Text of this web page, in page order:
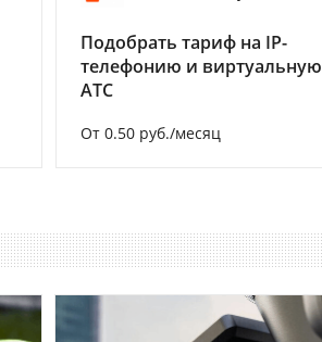
Подобрать тариф на IP-
телефонию и виртуальную
АТС
От 0.50 руб./месяц